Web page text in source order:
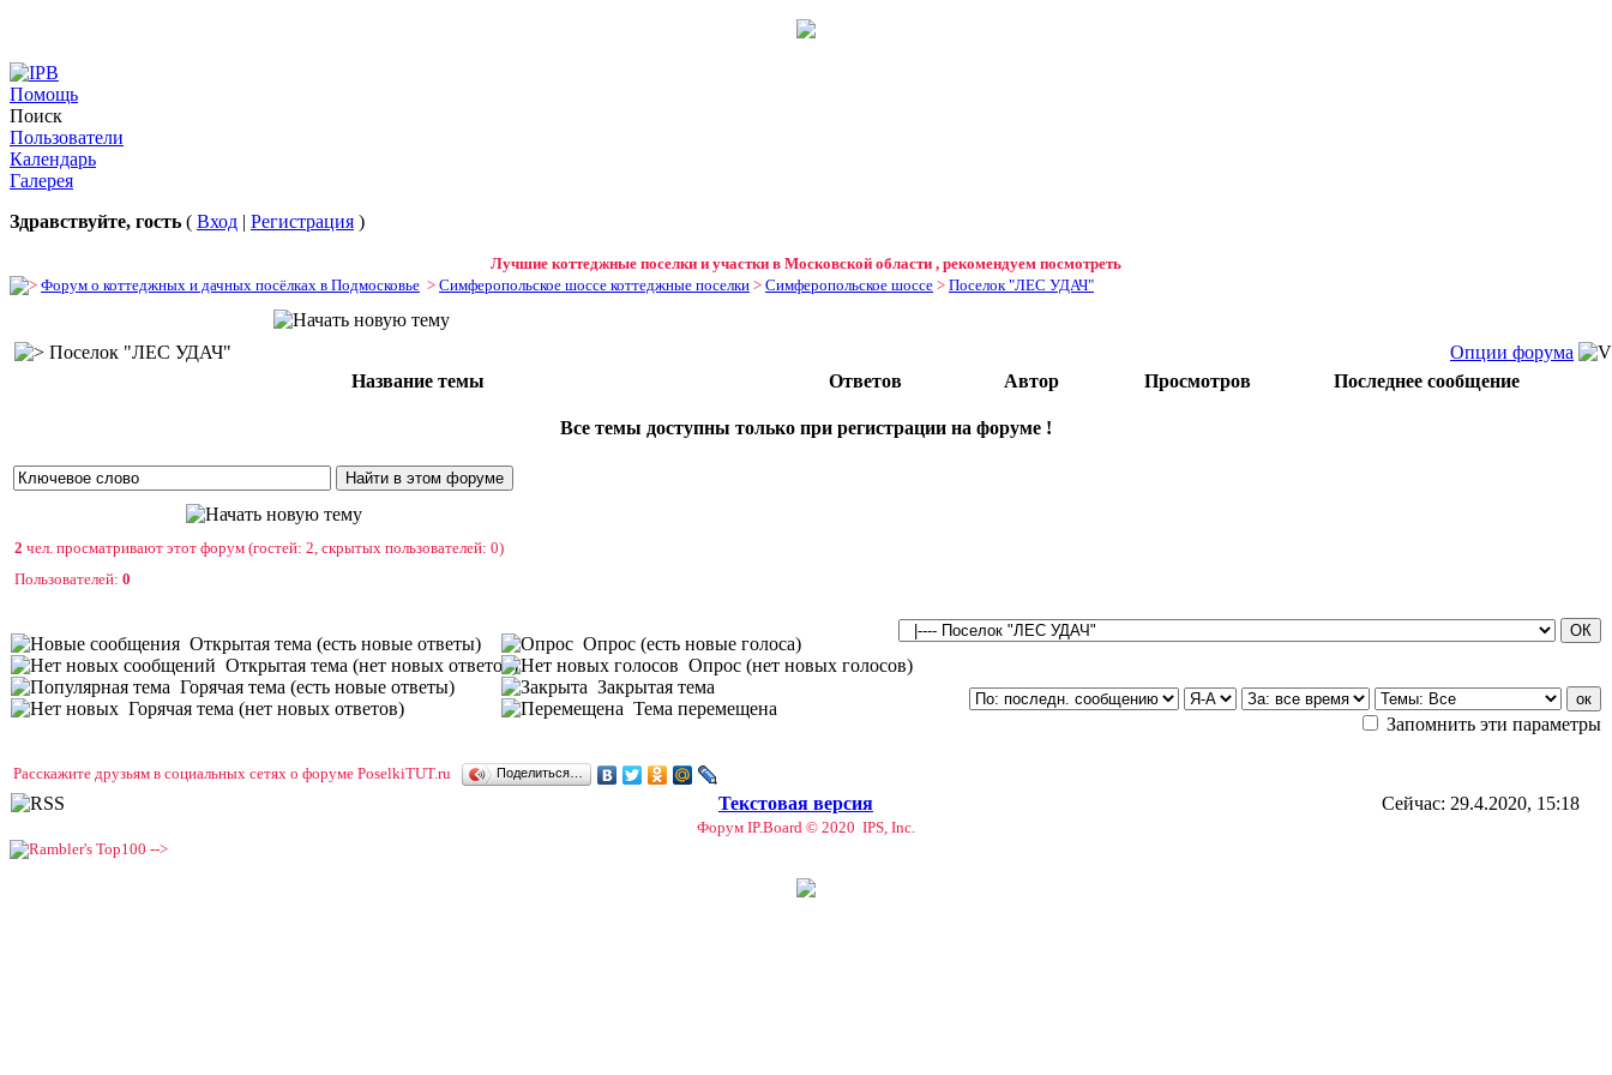
Помощь
Поиск
Пользователи
Календарь
Галерея
Здравствуйте, гость ( Вход | Регистрация )
Лучшие коттеджные поселки и участки в Московской области , рекомендуем посмотреть
Форум о коттеджных и дачных посёлках в Подмосковье > Симферопольское шоссе коттеджные поселки > Симферопольское шоссе > Поселок "ЛЕС УДАЧ"
Поселок "ЛЕС УДАЧ"
Опции форума
Название темы
Ответов Автор Просмотров Последнее сообщение
Все темы доступны только при регистрации на форуме !
2 чел. просматривают этот форум (гостей: 2, скрытых пользователей: 0)
Пользователей: 0
Открытая тема (есть новые ответы)
Открытая тема (нет новых ответов)
Горячая тема (есть новые ответы)
Горячая тема (нет новых ответов)
Опрос (есть новые голоса)
Опрос (нет новых голосов)
Закрытая тема
Тема перемещена
Запомнить эти параметры
Расскажите друзьям в социальных сетях о форуме PoselkiTUT.ru Поделиться…
Текстовая версия Сейчас: 29.4.2020, 15:18
Форум IP.Board © 2020 IPS, Inc.
-->